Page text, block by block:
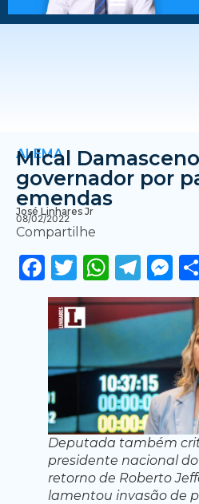
ALEMA
Mical
governador por
emendas
José Linhares Jr
08/02/2022
Compartilhe
Facebook
Twitter
Deputada também
presidente nacional do
retorno de Roberto
lamentou invasão de